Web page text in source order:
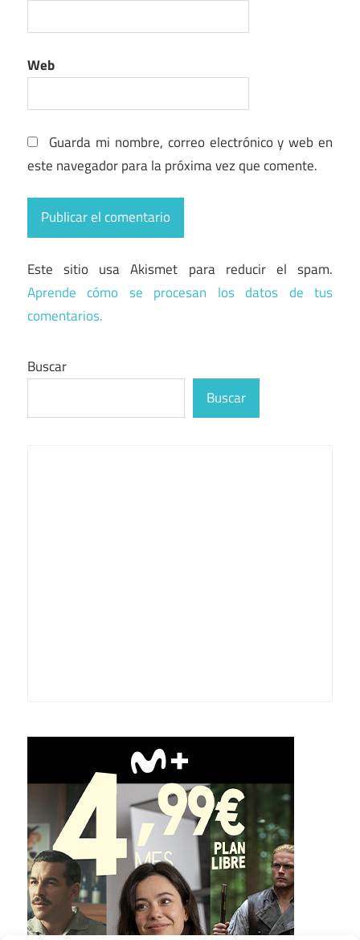
Web
Guarda mi nombre, correo electrónico y web en
este navegador para la próxima vez que comente.
Este sitio usa Akismet para reducir el spam.
Aprende cómo se procesan los datos de tus
comentarios.
Buscar
Buscar